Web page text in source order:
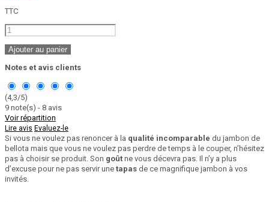
TTC
Ajouter au panier
Notes et avis clients
(4,3/5)
9 note(s) - 8 avis
Voir répartition
Lire avis Evaluez-le
Si vous ne voulez pas renoncer à la qualité incomparable du jambon de
bellota mais que vous ne voulez pas perdre de temps à le couper, n’hésitez
pas à choisir se produit. Son goût ne vous décevra pas. Il n’y a plus
d’excuse pour ne pas servir une tapas de ce magnifique jambon à vos
invités.